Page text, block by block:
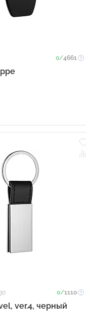
0/4661
0/1110
ver.4, черный